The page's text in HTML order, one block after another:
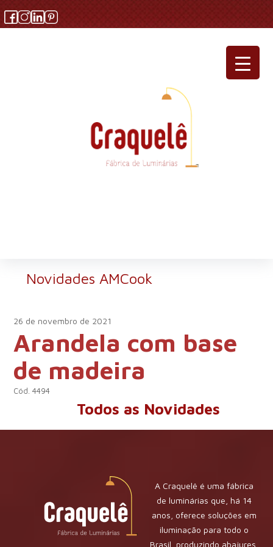
Novidades AMCook
26 de novembro de 2021
Arandela com base
de madeira
Cód. 4494
Todos as Novidades
A Craquelê é uma fábrica
de luminárias que, há 14
anos, oferece soluções em
iluminação para todo o
Brasil, produzindo abajures,